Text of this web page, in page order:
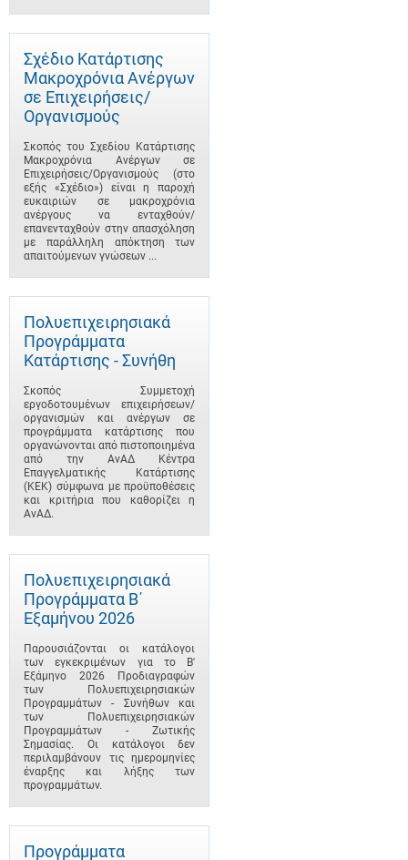
Σχέδιο Κατάρτισης
Μακροχρόνια Ανέργων
σε Επιχειρήσεις/
Οργανισμούς
Σκοπός του Σχεδίου Κατάρτισης
Μακροχρόνια Ανέργων σε
Επιχειρήσεις/Οργανισμούς (στο
εξής «Σχέδιο») είναι η παροχή
ευκαιριών σε μακροχρόνια
ανέργους να ενταχθούν/
επανενταχθούν στην απασχόληση
με παράλληλη απόκτηση των
απαιτούμενων γνώσεων ...
Πολυεπιχειρησιακά
Προγράμματα
Κατάρτισης - Συνήθη
Σκοπός Συμμετοχή
εργοδοτουμένων επιχειρήσεων/
οργανισμών και ανέργων σε
προγράμματα κατάρτισης που
οργανώνονται από πιστοποιημένα
από την ΑνΑΔ Κέντρα
Επαγγελματικής Κατάρτισης
(ΚΕΚ) σύμφωνα με προϋποθέσεις
και κριτήρια που καθορίζει η
ΑνΑΔ.
Πολυεπιχειρησιακά
Προγράμματα B΄
Εξαμήνου 2026
Παρουσιάζονται οι κατάλογοι
των εγκεκριμένων για το B'
Εξάμηνο 2026 Προδιαγραφών
των Πολυεπιχειρησιακών
Προγραμμάτων - Συνήθων και
των Πολυεπιχειρησιακών
Προγραμμάτων - Ζωτικής
Σημασίας. Οι κατάλογοι δεν
περιλαμβάνουν τις ημερομηνίες
έναρξης και λήξης των
προγραμμάτων.
Προγράμματα